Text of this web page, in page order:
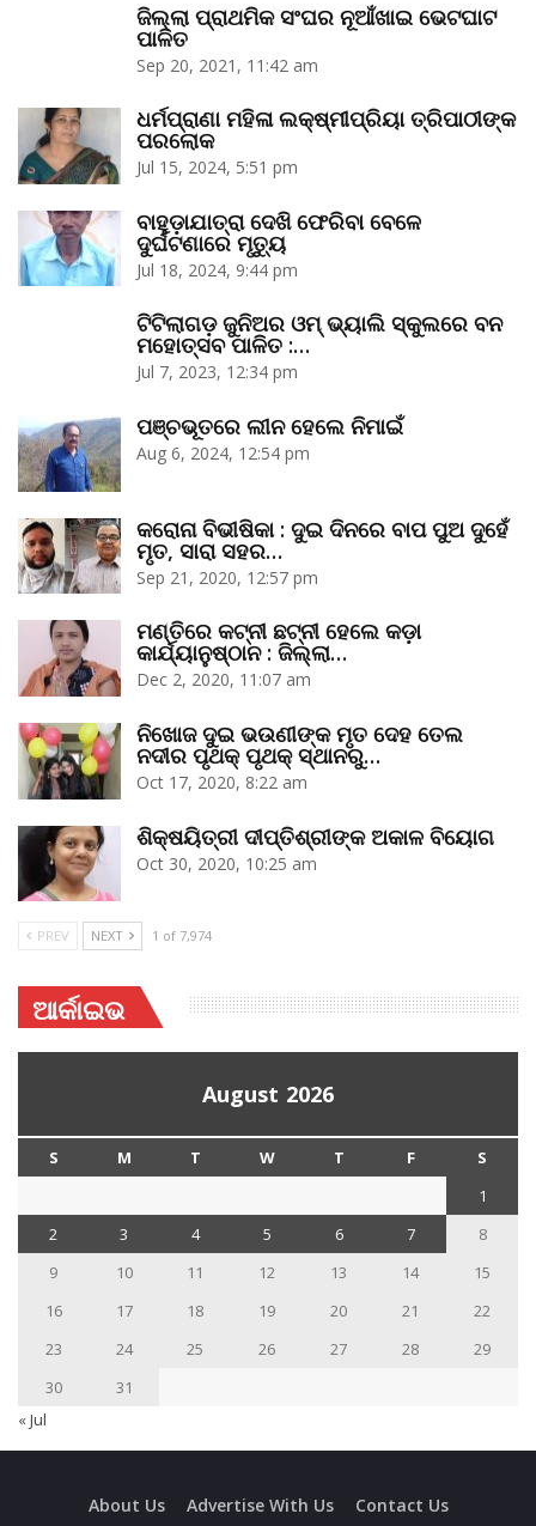
ଜିଲ୍ଲା ପ୍ରାଥମିକ ସଂଘର ନୂଆଁଖାଇ ଭେଟଘାଟ
ପାଳିତ
Sep 20, 2021, 11:42 am
ଧର୍ମପ୍ରାଣା ମହିଳା ଲକ୍ଷ୍ମୀପ୍ରିୟା ତ୍ରିପାଠୀଙ୍କ
ପରଲୋକ
Jul 15, 2024, 5:51 pm
ବାହୁଡ଼ାଯାତ୍ରା ଦେଖି ଫେରିବା ବେଳେ
ଦୁର୍ଘଟଣାରେ ମୃତ୍ୟୁ
Jul 18, 2024, 9:44 pm
ଟିଟିଲାଗଡ଼ ଜୁନିଅର ଓମ୍‌ ଭ୍ୟାଲି ସ୍କୁଲରେ ବନ
ମହୋତ୍ସବ ପାଳିତ :…
Jul 7, 2023, 12:34 pm
ପଞ୍ଚଭୂତରେ ଲୀନ ହେଲେ ନିମାଇଁ
Aug 6, 2024, 12:54 pm
କରୋନା ବିଭୀଷିକା : ଦୁଇ ଦିନରେ ବାପ ପୁଅ ଦୁହେଁ
ମୃତ, ସାରା ସହର…
Sep 21, 2020, 12:57 pm
ମଣ୍ତିରେ କଟ୍‌ନୀ ଛଟ୍‌ନୀ ହେଲେ କଡ଼ା
କାର୍ଯ୍ୟାନୁଷ୍ଠାନ : ଜିଲ୍ଲା…
Dec 2, 2020, 11:07 am
ନିଖୋଜ ଦୁଇ ଭଉଣୀଙ୍କ ମୃତ ଦେହ ତେଲ
ନଦୀର ପୃଥକ୍‌ ପୃଥକ୍‌ ସ୍ଥାନରୁ…
Oct 17, 2020, 8:22 am
ଶିକ୍ଷୟିତ୍ରୀ ଦୀପ୍ତିଶ୍ରୀଙ୍କ ଅକାଳ ବିୟୋଗ
Oct 30, 2020, 10:25 am
PREV NEXT 1 of 7,974
ଆର୍କାଇଭ
August 2026
S M T W T F
S
1
2
3 4 5 6 7
8
9
10 11 12 13 14
15
16
17 18 19 20 21
22
23
24 25 26 27 28
29
30
31
« Jul
About Us Advertise With Us Contact Us